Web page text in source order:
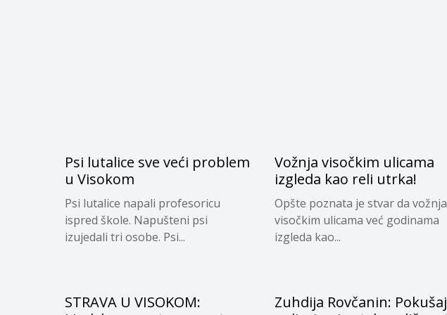
Psi lutalice sve veći problem
u Visokom
Psi lutalice napali profesoricu
ispred škole. Napušteni psi
izujedali tri osobe. Psi...
Vožnja visočkim ulicama
izgleda kao reli utrka!
Opšte poznata je stvar da vožnja
visočkim ulicama već godinama
izgleda kao...
STRAVA U VISOKOM:
Zuhdija Rovčanin: Pokušaj